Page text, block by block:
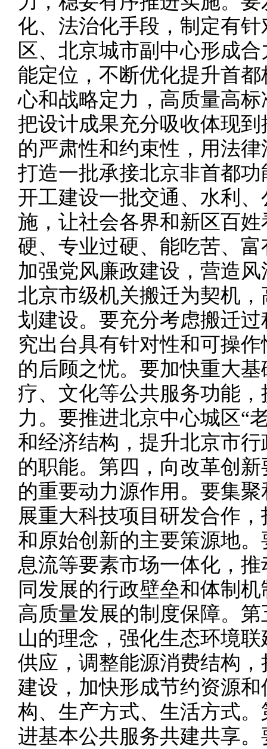
化、法治化手段，制定有
区、北京城市副中心形成
能定位，不断优化提升首
心和战略定力，高质量高
把设计成果充分吸收体现
的严肃性和约束性，用法
打造一批承接北京非首都
开工建设一批交通、水利
施，让社会各界和新区百
硬、专业过硬、能吃苦、
加强党风廉政建设，营造
北京市级机关搬迁为契机
划建设。要充分考虑搬迁
究出台具有针对性和可操
的后顾之忧。要加快重大
疗、文化等公共服务功能
力。要推进北京中心城区“
和经济结构，提升北京市
的职能。第四，向改革创
的重要动力源作用。要集
展重大科技项目研发合作
和原始创新的主要策源地
息流等要素市场一体化，
同发展的行政壁垒和体制
高质量发展的制度保障。
山的理念，强化生态环境
供应，调整能源消费结构
建设，加快形成节约资源
构、生产方式、生活方式
进基本公共服务共建共享